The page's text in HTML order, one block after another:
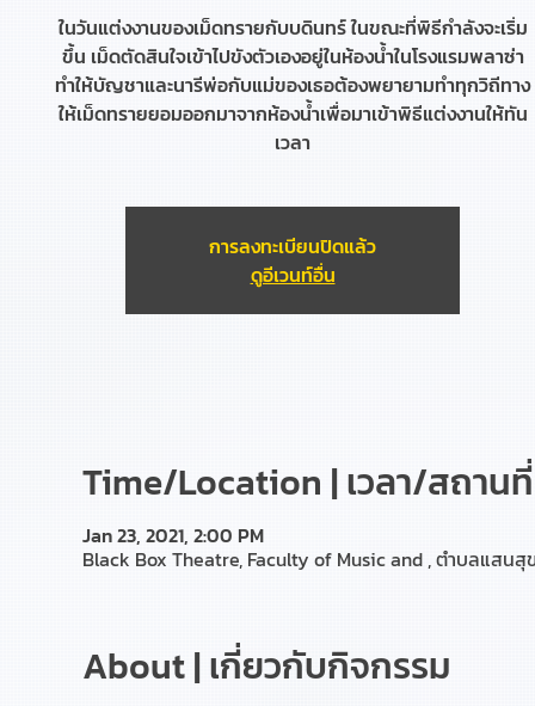
ในวันแต่งงานของเม็ดทรายกับบดินทร์ ในขณะที่พิธีกำลังจะเริ่ม
ขึ้น เม็ดตัดสินใจเข้าไปขังตัวเองอยู่ในห้องน้ำในโรงแรมพลาซ่า
ทำให้บัญชาและนารีพ่อกับแม่ของเธอต้องพยายามทำทุกวิถีทาง
ให้เม็ดทรายยอมออกมาจากห้องน้ำเพื่อมาเข้าพิธีแต่งงานให้ทัน
เวลา
การลงทะเบียนปิดแล้ว
ดูอีเวนท์อื่น
Time/Location | เวลา/สถานที่
Jan 23, 2021, 2:00 PM
Black Box Theatre, Faculty of Music and , ตำบลแสนสุ
About | เกี่ยวกับกิจกรรม